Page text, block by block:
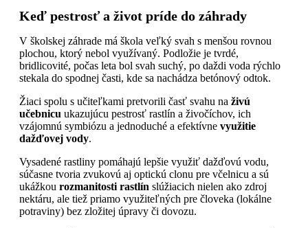
Keď pestrosť a život príde do záhrady
V školskej záhrade má škola veľký svah s menšou rovnou
plochou, ktorý nebol využívaný. Podložie je tvrdé,
bridlicovité, počas leta bol svah suchý, po daždi voda rýchlo
stekala do spodnej časti, kde sa nachádza betónový odtok.
Žiaci spolu s učiteľkami pretvorili časť svahu na živú
učebnicu ukazujúcu pestrosť rastlín a živočíchov, ich
vzájomnú symbiózu a jednoduché a efektívne využitie
dažďovej vody.
Vysadené rastliny pomáhajú lepšie využiť dažďovú vodu,
súčasne tvoria zvukovú aj optickú clonu pre včelnicu a sú
ukážkou rozmanitosti rastlín slúžiacich nielen ako zdroj
nektáru, ale tiež priamo využiteľných pre človeka (lokálne
potraviny) bez zložitej úpravy či dovozu.